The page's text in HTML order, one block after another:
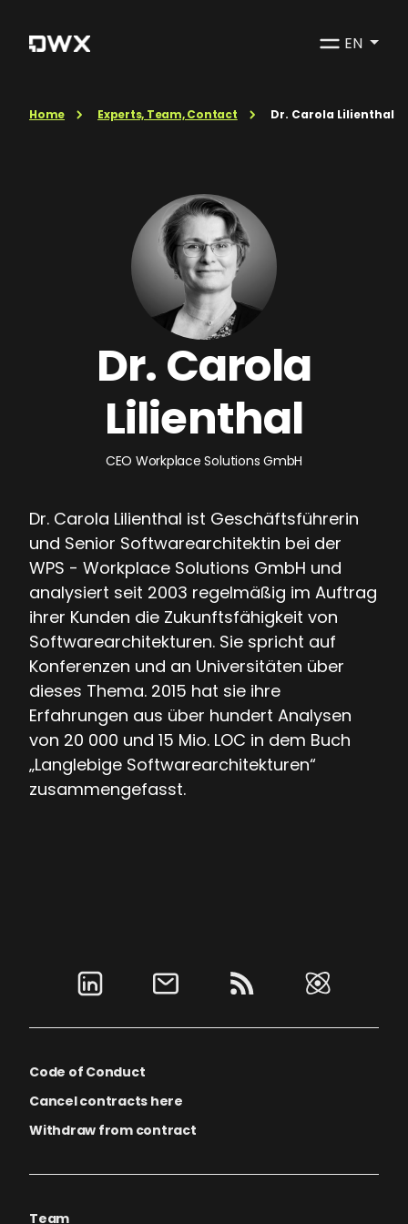
EN
Home Experts, Team, Contact Dr. Carola Lilienthal
Dr. Carola
Lilienthal
CEO Workplace Solutions GmbH
Dr. Carola Lilienthal ist Geschäftsführerin
und Senior Softwarearchitektin bei der
WPS - Workplace Solutions GmbH und
analysiert seit 2003 regelmäßig im Auftrag
ihrer Kunden die Zukunftsfähigkeit von
Softwarearchitekturen. Sie spricht auf
Konferenzen und an Universitäten über
dieses Thema. 2015 hat sie ihre
Erfahrungen aus über hundert Analysen
von 20 000 und 15 Mio. LOC in dem Buch
„Langlebige Softwarearchitekturen“
zusammengefasst.
Code of Conduct
Cancel contracts here
Withdraw from contract
Team